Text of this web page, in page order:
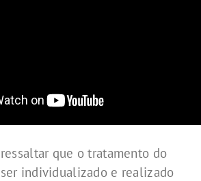
que o tratamento do
individualizado e realizado